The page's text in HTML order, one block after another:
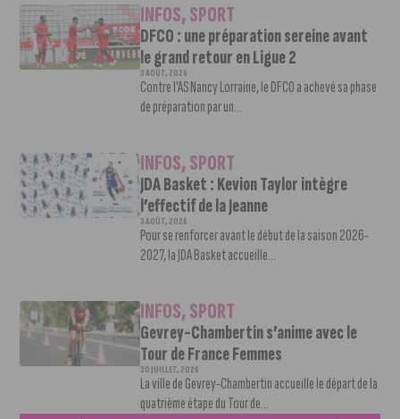
INFOS,SPORT
DFCO : une préparation sereine avant
le grand retour en Ligue 2
3 AOÛT, 2026
Contre l’AS Nancy Lorraine, le DFCO a achevé sa phase
de préparation par un...
INFOS,SPORT
JDA Basket : Kevion Taylor intègre
l’effectif de la Jeanne
3 AOÛT, 2026
Pour se renforcer avant le début de la saison 2026-
2027, la JDA Basket accueille...
INFOS,SPORT
Gevrey-Chambertin s’anime avec le
Tour de France Femmes
30 JUILLET, 2026
La ville de Gevrey-Chambertin accueille le départ de la
quatrième étape du Tour de...